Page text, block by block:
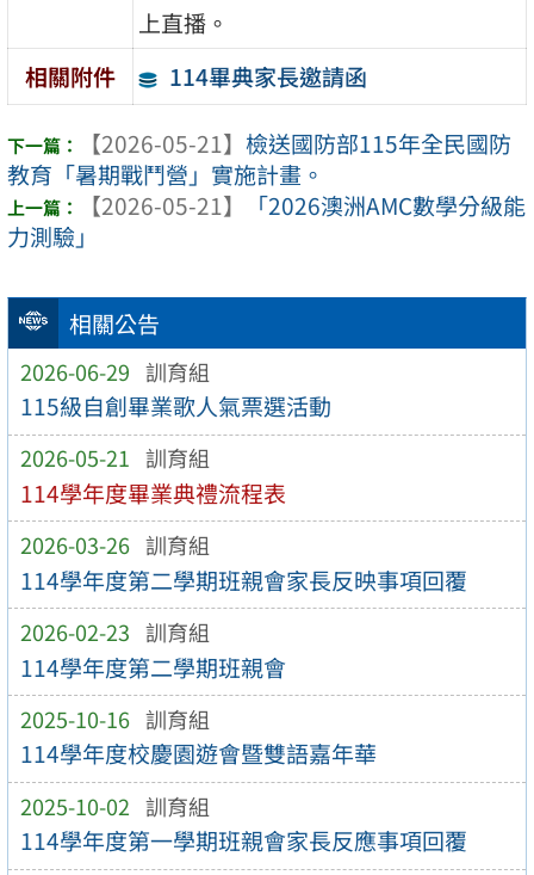
相關公告
2026-06-29 訓育組
115級自創畢業歌人氣票選活動
2026-05-21 訓育組
114學年度畢業典禮流程表
2026-03-26 訓育組
114學年度第二學期班親會家長反映事項回覆
2026-02-23 訓育組
114學年度第二學期班親會
2025-10-16 訓育組
114學年度校慶園遊會暨雙語嘉年華
2025-10-02 訓育組
114學年度第一學期班親會家長反應事項回覆
上直播。
相關附件
114畢典家長邀請函
【2026-05-21】 檢送國防部115年全民國防
教育「暑期戰鬥營」實施計畫。
【2026-05-21】
「2026澳洲AMC數學分級能
力測驗」